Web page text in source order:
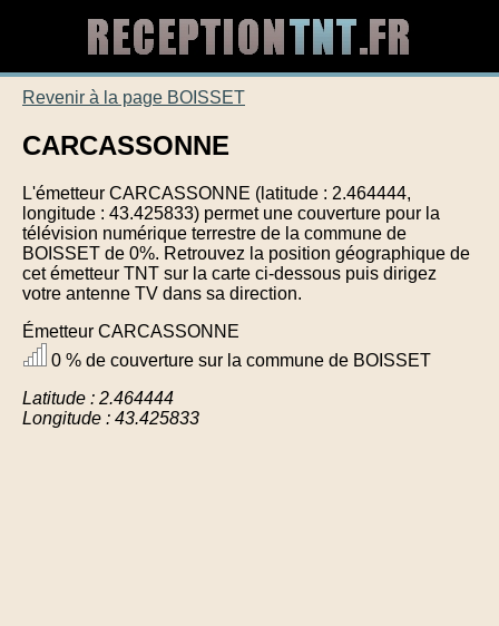
Revenir à la page BOISSET
CARCASSONNE
L'émetteur CARCASSONNE (latitude : 2.464444,
longitude : 43.425833) permet une couverture pour la
télévision numérique terrestre de la commune de
BOISSET de 0%. Retrouvez la position géographique de
cet émetteur TNT sur la carte ci-dessous puis dirigez
votre antenne TV dans sa direction.
Émetteur CARCASSONNE
0 % de couverture sur la commune de BOISSET
Latitude : 2.464444
Longitude : 43.425833